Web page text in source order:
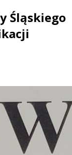
Śląskiego